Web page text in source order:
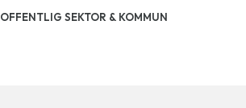
OFFENTLIG SEKTOR & KOMMUN